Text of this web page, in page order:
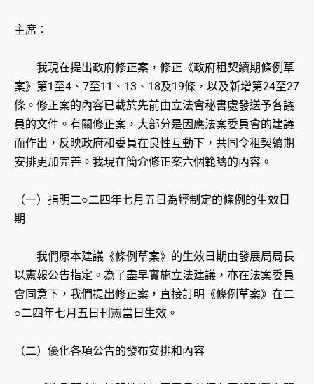
主席︰
我現在提出政府修正案，修正《政府租契續期條例草
案》第1至4、7至11、13、18及19條，以及新增第24至27
條。修正案的內容已載於先前由立法會秘書處發送予各議
員的文件。有關修正案，大部分是因應法案委員會的建議
而作出，反映政府和委員在良性互動下，共同令租契續期
安排更加完善。我現在簡介修正案六個範疇的內容。
（一）指明二○二四年七月五日為經制定的條例的生效日
期
我們原本建議《條例草案》的生效日期由發展局局長
以憲報公告指定。為了盡早實施立法建議，亦在法案委員
會同意下，我們提出修正案，直接訂明《條例草案》在二
○二四年七月五日刊憲當日生效。
（二）優化各項公告的發布安排和內容